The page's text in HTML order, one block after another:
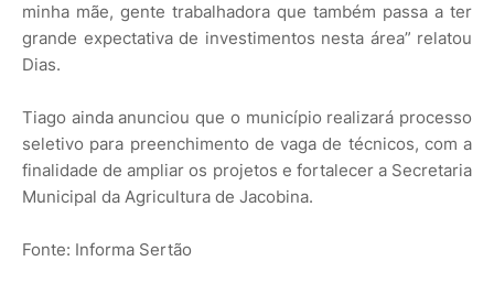
minha mãe, gente trabalhadora que também passa a ter
grande expectativa de investimentos nesta área” relatou
Dias.
Tiago ainda anunciou que o município realizará processo
seletivo para preenchimento de vaga de técnicos, com a
finalidade de ampliar os projetos e fortalecer a Secretaria
Municipal da Agricultura de Jacobina.
Fonte: Informa Sertão